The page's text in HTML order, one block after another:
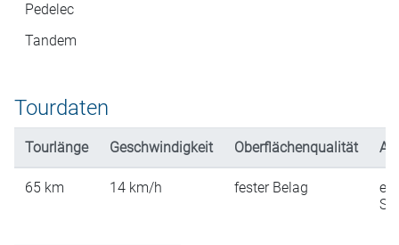
Pedelec
Tandem
Tourdaten
Tourlänge Geschwindigkeit Oberflächenqualität
65 km 14 km/h fester Belag